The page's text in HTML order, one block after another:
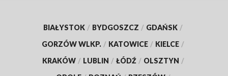
BIAŁYSTOK / BYDGOSZCZ / GDAŃSK /
GORZÓW WLKP. / KATOWICE / KIELCE /
KRAKÓW / LUBLIN / ŁÓDŹ / OLSZTYN /